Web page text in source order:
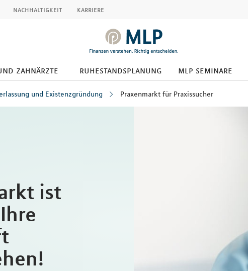
nachhaltigkeit karriere
zahnärzte ruhestandsplanung mlp seminare
und Existenzgründung Praxenmarkt für Praxissucher
ist